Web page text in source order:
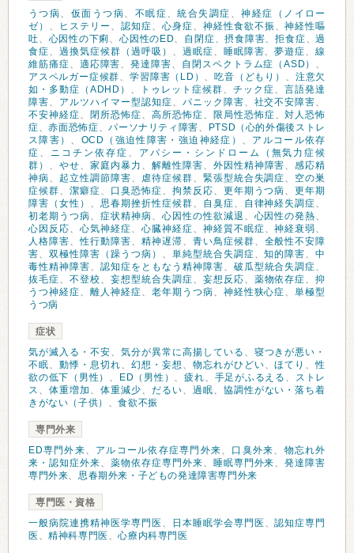
うつ病、 仮面うつ病、 不眠症、統合失調症 、神経症（ノイロー
ゼ） 、 ヒステリー 、 認知症、 心身症、 神経性食欲不振 、神経性嘔
吐、 心因性の下痢 、 心因性のED、 自閉症、摂食障害、拒食症、過
食症、 過換気症候群（過呼吸） 、 過眠症、 睡眠障害、夢遊症、線
維筋痛症、 適応障害、発達障害、 自閉スペクトラム症（ASD） 、
アスペルガー症候群、学習障害（LD） 、吃音（どもり） 、 注意欠
如・多動症（ADHD） 、 トゥレット症候群、チック症、言語発達
障害、 アルツハイマー型認知症、 パニック障害、 社交不安障害、
不安神経症、 閉所恐怖症、 高所恐怖症、 限局性恐怖症、対人恐怖
症、赤面恐怖症、パーソナリティ障害、
PTSD（心的外傷後ストレ
ス障害） 、 OCD（強迫性障害・強迫神経症） 、 アルコール依存
症 、 ニコチン依存症 、 アパシー・シンドローム（無気力症候
群） 、 やせ、 家庭内暴力 、 解離性障害、 外因性精神障害、感応精
神病、 起立性調節障害、 虐待症候群、 緊張型統合失調症、 空の巣
症候群、 潔癖症、 口臭恐怖症、 拘禁反応、 更年期うつ病、更年期
障害（女性） 、 思春期挫折性症候群、 自臭症、 自律神経失調症、
初老期うつ病、 症状精神病、 心因性の性欲減退 、 心因性の発熱、
心因反応、 心気神経症、 心臓神経症、 神経質不眠症、神経衰弱、
人格障害、性行動障害、 精神遅滞、 青い鳥症候群、 全般性不安障
害、 双極性障害（躁うつ病） 、 単純型統合失調症、知的障害、中
毒性精神障害、 認知症をともなう精神障害、 破瓜型統合失調症、
抜毛症、 不登校、 妄想型統合失調症、 妄想反応、 薬物依存症、抑
うつ神経症、 離人神経症、 老年期うつ病、 神経性狭心症、単極型
うつ病
症状
気が滅入る・不安、 気分が異常に高揚している 、 寝つきが悪い・
不眠、 動悸・息切れ、 幻想・妄想 、 物忘れがひどい、ほてり 、性
欲の低下（男性） 、 ED（男性） 、疲れ、 手足がふるえる 、 ストレ
ス 、 体重増加 、 体重減少、 だるい、 過眠、 協調性がない・落ち着
きがない（子供） 、食欲不振
専門外来
ED専門外来、 アルコール依存症専門外来、 口臭外来、 物忘れ外
来・認知症外来、 薬物依存症専門外来、 睡眠専門外来、発達障害
専門外来、思春期外来・子どもの発達障害専門外来
専門医・資格
一般病院連携精神医学専門医 、 日本睡眠学会専門医 、認知症専門
医 、精神科専門医 、心療内科専門医